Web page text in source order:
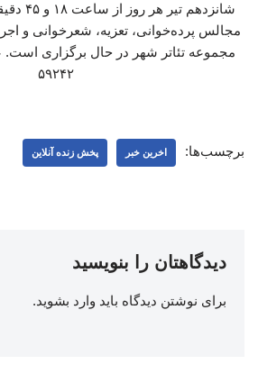
مجالس پرده‌خوانی، تعزیه، شعرخوانی و
مجموعه تئاتر شهر در حال برگزاری
۵۹۲۴۲
برچسب‌ها: اخرین خبر پخش زنده آنلاین
دیدگاهتان را بنویسید
برای نوشتن دیدگاه باید وارد بشوید.